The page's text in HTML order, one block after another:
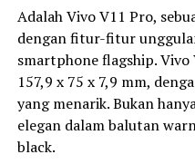
Adalah Vivo V11 Pro,
dengan fitur-fitur
smartphone flagship.
157,9 x 75 x 7,9 mm,
yang menarik. Bukan
elegan dalam balutan
black.